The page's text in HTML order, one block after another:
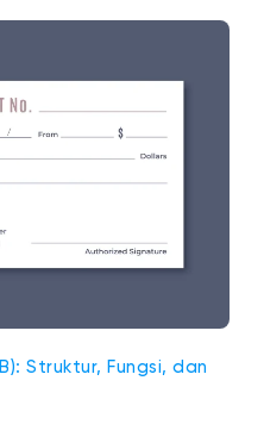
Struktur, Fungsi, dan